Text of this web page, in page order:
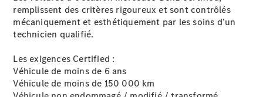
EQS
SUV
Électrique
Mercedes-
Maybach
EQS SUV
GLA
GLA
GLA Électrique
remplissent des critères rigoureux et sont contrôlés
mécaniquement et esthétiquement par les soins d’un
technicien qualifié.
Les exigences Certified :
Véhicule de moins de 6 ans
Véhicule de moins de 150 000 km